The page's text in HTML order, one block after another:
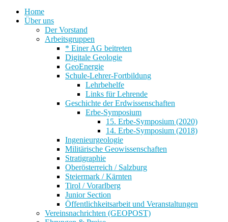
Home
Über uns
Der Vorstand
Arbeitsgruppen
* Einer AG beitreten
Digitale Geologie
GeoEnergie
Schule-Lehrer-Fortbildung
Lehrbehelfe
Links für Lehrende
Geschichte der Erdwissenschaften
Erbe-Symposium
15. Erbe-Symposium (2020)
14. Erbe-Symposium (2018)
Ingenieurgeologie
Militärische Geowissenschaften
Stratigraphie
Oberösterreich / Salzburg
Steiermark / Kärnten
Tirol / Vorarlberg
Junior Section
Öffentlichkeitsarbeit und Veranstaltungen
Vereinsnachrichten (GEOPOST)